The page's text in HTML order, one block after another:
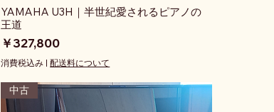
YAMAHA U3H｜半世紀愛されるピアノの
王道
価格
￥327,800
消費税込み |配送料について
中古